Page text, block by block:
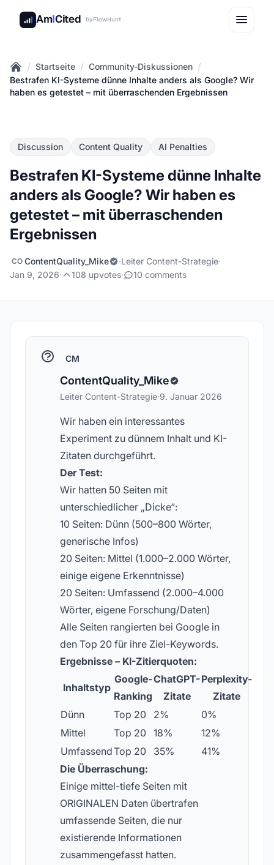
AmICited byFlowHunt
Home
/ Startseite / Community-Diskussionen /
Bestrafen KI-Systeme dünne Inhalte anders als Google? Wir
haben es getestet – mit überraschenden Ergebnissen
Discussion Content Quality AI Penalties
Bestrafen KI-Systeme dünne Inhalte
anders als Google? Wir haben es
getestet – mit überraschenden
Ergebnissen
CO ContentQuality_Mike ·Leiter Content-Strategie·
Jan 9, 2026· 108 upvotes· 10 comments
CM
ContentQuality_Mike
Leiter Content-Strategie·9. Januar 2026
Wir haben ein interessantes
Experiment zu dünnem Inhalt und KI-
Zitaten durchgeführt.
Der Test:
Wir hatten 50 Seiten mit
unterschiedlicher „Dicke“:
10 Seiten: Dünn (500–800 Wörter,
generische Infos)
20 Seiten: Mittel (1.000–2.000 Wörter,
einige eigene Erkenntnisse)
20 Seiten: Umfassend (2.000–4.000
Wörter, eigene Forschung/Daten)
Alle Seiten rangierten bei Google in
den Top 20 für ihre Ziel-Keywords.
Ergebnisse – KI-Zitierquoten:
Inhaltstyp
Google-
Ranking
ChatGPT-
Zitate
Perplexity-
Zitate
Dünn
Top 20 2%
0%
Mittel
Top 20 18%
12%
UmfassendTop 20 35%
41%
Die Überraschung:
Einige mittel-tiefe Seiten mit
ORIGINALEN Daten übertrafen
umfassende Seiten, die nur
existierende Informationen
zusammengefasst hatten.